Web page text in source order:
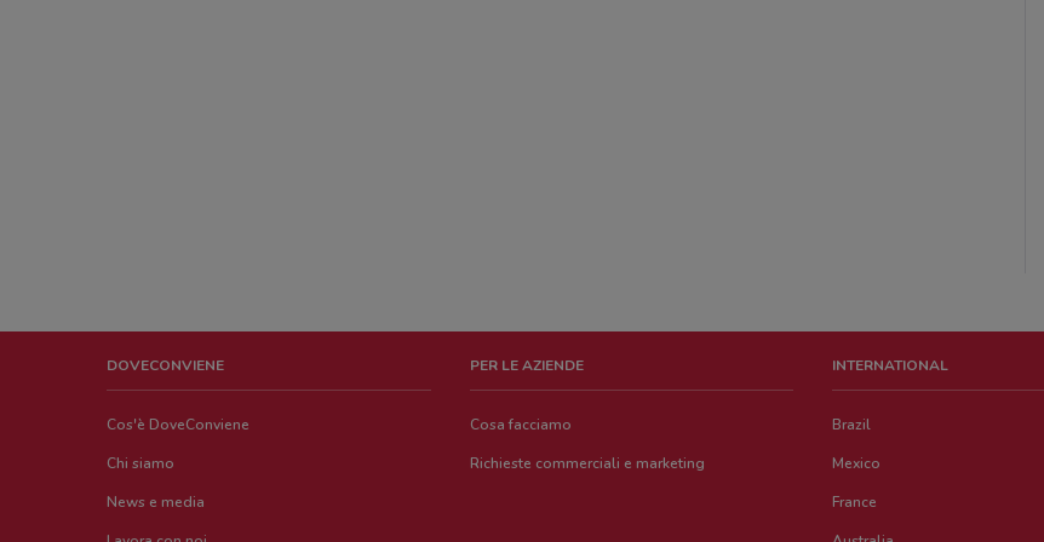
DOVECONVIENE
Cos'è DoveConviene
Chi siamo
News e media
PER LE AZIENDE
Cosa facciamo
Richieste commerciali e marketing
INTERNATIONAL
Brazil
Mexico
France